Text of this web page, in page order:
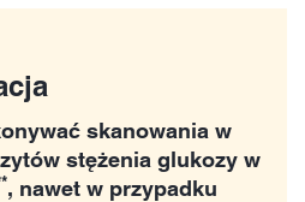
skanowania w
stężenia glukozy w
, nawet w przypadku